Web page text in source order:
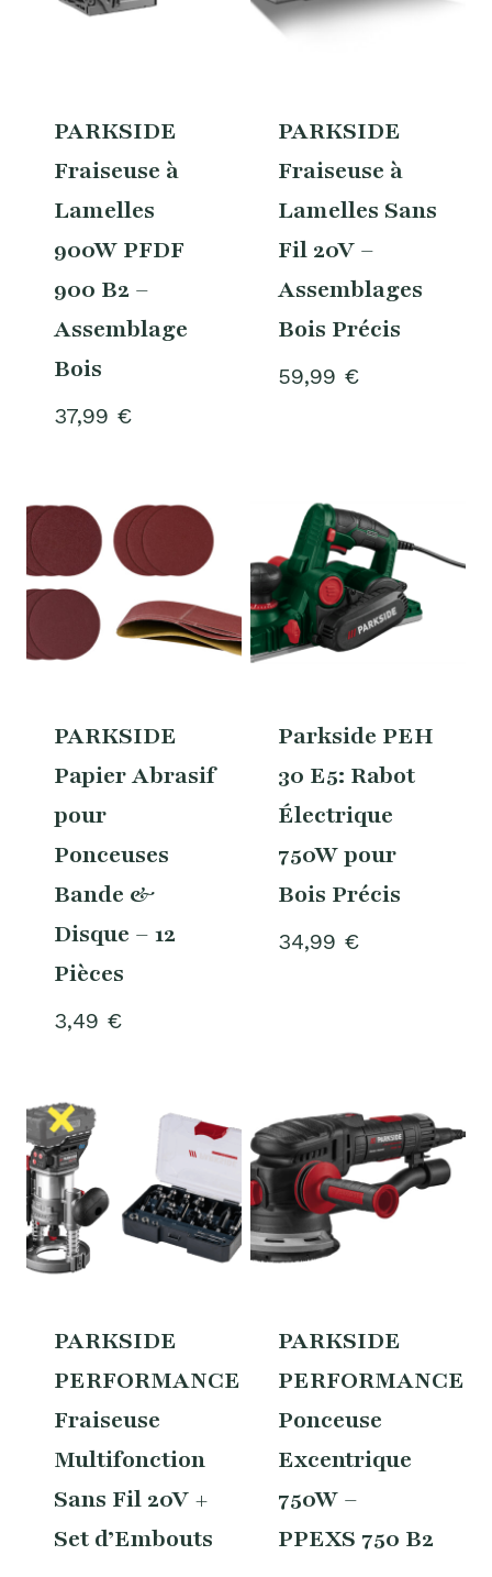
PARKSIDE
Fraiseuse à
Lamelles
900W PFDF
900 B2 –
Assemblage
Bois
37,99 €
PARKSIDE
Fraiseuse à
Lamelles Sans
Fil 20V –
Assemblages
Bois Précis
59,99 €
PARKSIDE
Papier Abrasif
pour
Ponceuses
Bande &
Disque – 12
Pièces
3,49 €
Parkside PEH
30 E5: Rabot
Électrique
750W pour
Bois Précis
34,99 €
PARKSIDE
PERFORMANCE
Fraiseuse
Multifonction
Sans Fil 20V +
Set d’Embouts
PARKSIDE
PERFORMANCE
Ponceuse
Excentrique
750W –
PPEXS 750 B2